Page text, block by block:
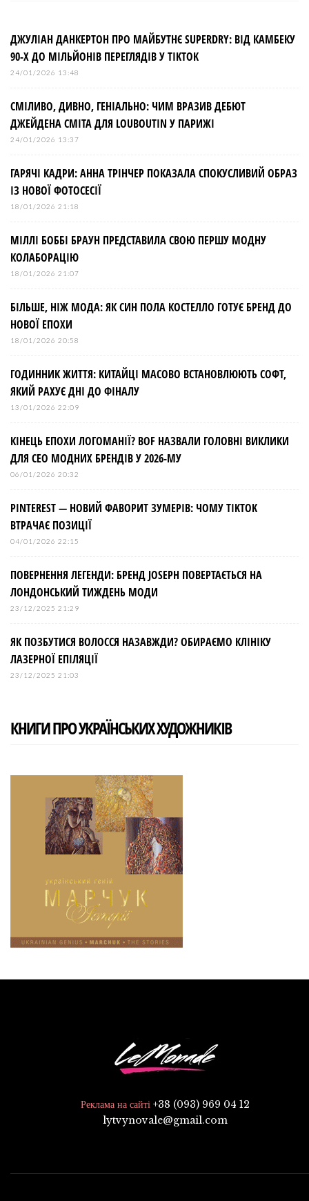
ДЖУЛІАН ДАНКЕРТОН ПРО МАЙБУТНЄ SUPERDRY: ВІД КАМБЕКУ
90-Х ДО МІЛЬЙОНІВ ПЕРЕГЛЯДІВ У TIKTOK
24/01/2026 13:48
СМІЛИВО, ДИВНО, ГЕНІАЛЬНО: ЧИМ ВРАЗИВ ДЕБЮТ
ДЖЕЙДЕНА СМІТА ДЛЯ LOUBOUTIN У ПАРИЖІ
24/01/2026 13:37
ГАРЯЧІ КАДРИ: АННА ТРІНЧЕР ПОКАЗАЛА СПОКУСЛИВИЙ ОБРАЗ
ІЗ НОВОЇ ФОТОСЕСІЇ
18/01/2026 21:18
МІЛЛІ БОББІ БРАУН ПРЕДСТАВИЛА СВОЮ ПЕРШУ МОДНУ
КОЛАБОРАЦІЮ
18/01/2026 21:07
БІЛЬШЕ, НІЖ МОДА: ЯК СИН ПОЛА КОСТЕЛЛО ГОТУЄ БРЕНД ДО
НОВОЇ ЕПОХИ
18/01/2026 20:58
ГОДИННИК ЖИТТЯ: КИТАЙЦІ МАСОВО ВСТАНОВЛЮЮТЬ СОФТ,
ЯКИЙ РАХУЄ ДНІ ДО ФІНАЛУ
13/01/2026 22:09
КІНЕЦЬ ЕПОХИ ЛОГОМАНІЇ? BOF НАЗВАЛИ ГОЛОВНІ ВИКЛИКИ
ДЛЯ СЕО МОДНИХ БРЕНДІВ У 2026-МУ
06/01/2026 20:32
PINTEREST — НОВИЙ ФАВОРИТ ЗУМЕРІВ: ЧОМУ TIKTOK
ВТРАЧАЄ ПОЗИЦІЇ
04/01/2026 22:15
ПОВЕРНЕННЯ ЛЕГЕНДИ: БРЕНД JOSEPH ПОВЕРТАЄТЬСЯ НА
ЛОНДОНСЬКИЙ ТИЖДЕНЬ МОДИ
23/12/2025 21:29
ЯК ПОЗБУТИСЯ ВОЛОССЯ НАЗАВЖДИ? ОБИРАЄМО КЛІНІКУ
ЛАЗЕРНОЇ ЕПІЛЯЦІЇ
23/12/2025 21:03
КНИГИ ПРО УКРАЇНСЬКИХ ХУДОЖНИКІВ
Реклама на сайті +38 (093) 969 04 12
lytvynovale@gmail.com